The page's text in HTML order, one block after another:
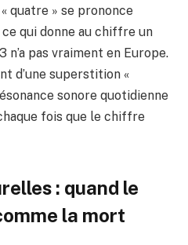
quatre » se prononce
qui donne au chiffre un
n’a pas vraiment en Europe.
d’une superstition «
sonore quotidienne
fois que le chiffre
: quand le
la mort